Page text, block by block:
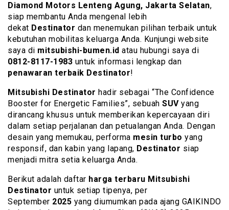
Diamond Motors Lenteng Agung, Jakarta Selatan,
siap membantu Anda mengenal lebih
dekat Destinator dan menemukan pilihan terbaik untuk
kebutuhan mobilitas keluarga Anda. Kunjungi website
saya di mitsubishi-bumen.id atau hubungi saya di
0812-8117-1983 untuk informasi lengkap dan
penawaran terbaik Destinator!
Mitsubishi Destinator hadir sebagai “The Confidence
Booster for Energetic Families”, sebuah SUVyang
dirancang khusus untuk memberikan kepercayaan diri
dalam setiap perjalanan dan petualangan Anda. Dengan
desain yang memukau, performa mesin turbo yang
responsif, dan kabin yang lapang, Destinator siap
menjadi mitra setia keluarga Anda.
Berikut adalah daftar harga terbaru Mitsubishi
Destinator untuk setiap tipenya, per
September 2025 yang diumumkan pada ajang GAIKINDO